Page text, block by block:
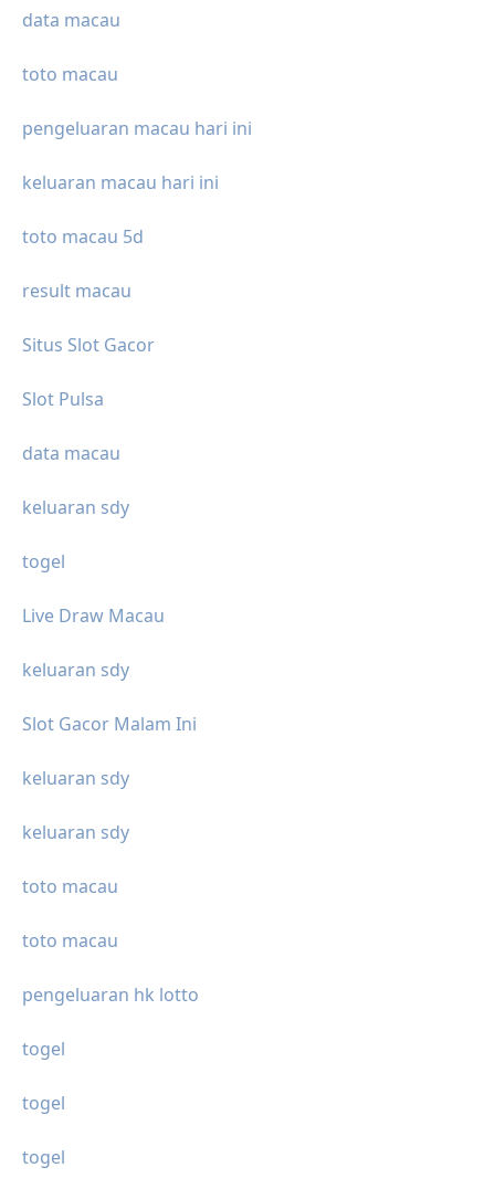
data macau
toto macau
pengeluaran macau hari ini
keluaran macau hari ini
toto macau 5d
result macau
Situs Slot Gacor
Slot Pulsa
data macau
keluaran sdy
togel
Live Draw Macau
keluaran sdy
Slot Gacor Malam Ini
keluaran sdy
keluaran sdy
toto macau
toto macau
pengeluaran hk lotto
togel
togel
togel